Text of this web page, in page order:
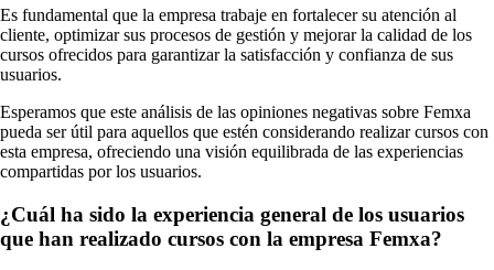
Es fundamental que la empresa trabaje en fortalecer su atención al
cliente, optimizar sus procesos de gestión y mejorar la calidad de los
cursos ofrecidos para garantizar la satisfacción y confianza de sus
usuarios.
Esperamos que este análisis de las opiniones negativas sobre Femxa
pueda ser útil para aquellos que estén considerando realizar cursos con
esta empresa, ofreciendo una visión equilibrada de las experiencias
compartidas por los usuarios.
¿Cuál ha sido la experiencia general de los usuarios
que han realizado cursos con la empresa Femxa?